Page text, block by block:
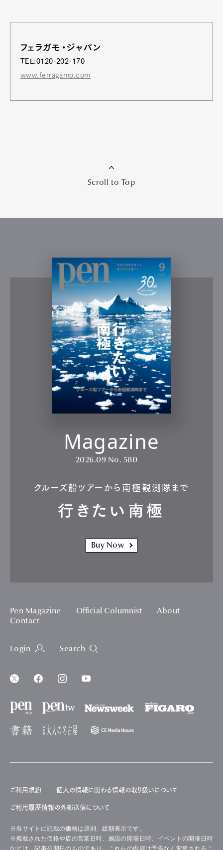
フェラガモ・ジャパン
TEL:0120-202-170
www.ferragamo.com
Scroll to Top
Magazine
2026.09 No. 580
クルーズ船ツアーから南極観測隊まで
行きたい南極
Buy Now
Pen Magazine Official Columnist
About
Contact
Login Search
ご利用規約 個人の情報に関わる情報の取り扱いについて
ご利用履歴情報の外部送信について
※当サイトに記載の価格は原則、総額表示です。
※掲載された価格や店の営業日時、施設の開場日時、イベントの開催日時